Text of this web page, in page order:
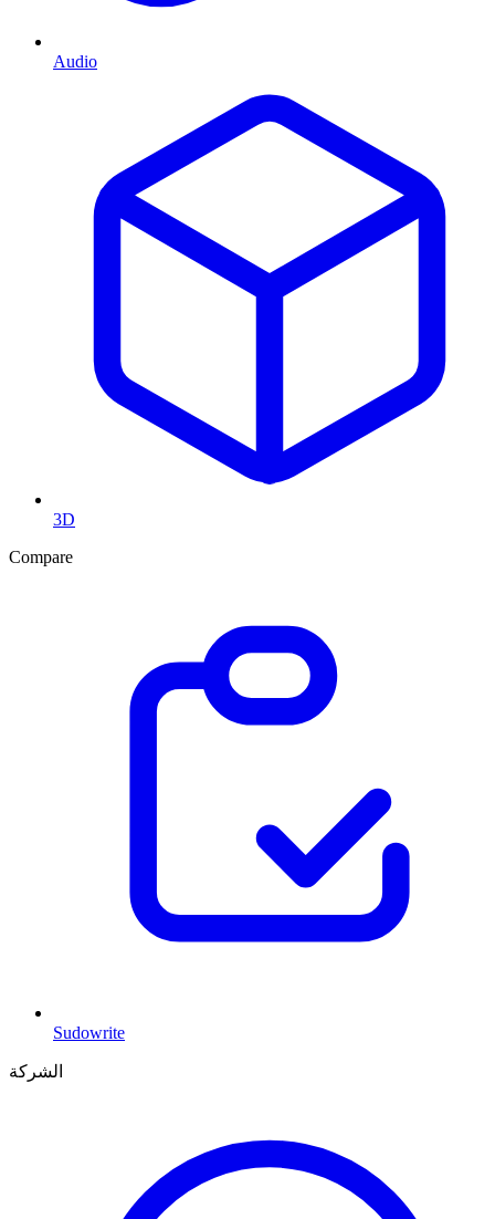
Audio
3D
Compare
Sudowrite
الشركة